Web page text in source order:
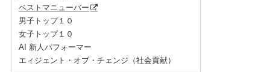
ベストマニューバー
男子トップ１０
女子トップ１０
AI 新人パフォーマー
エィジェント・オブ・チェンジ（社会貢献）